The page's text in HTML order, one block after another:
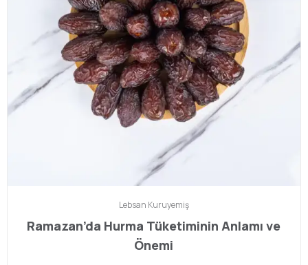
Lebsan Kuruyemiş
Ramazan’da Hurma Tüketiminin Anlamı ve
Önemi